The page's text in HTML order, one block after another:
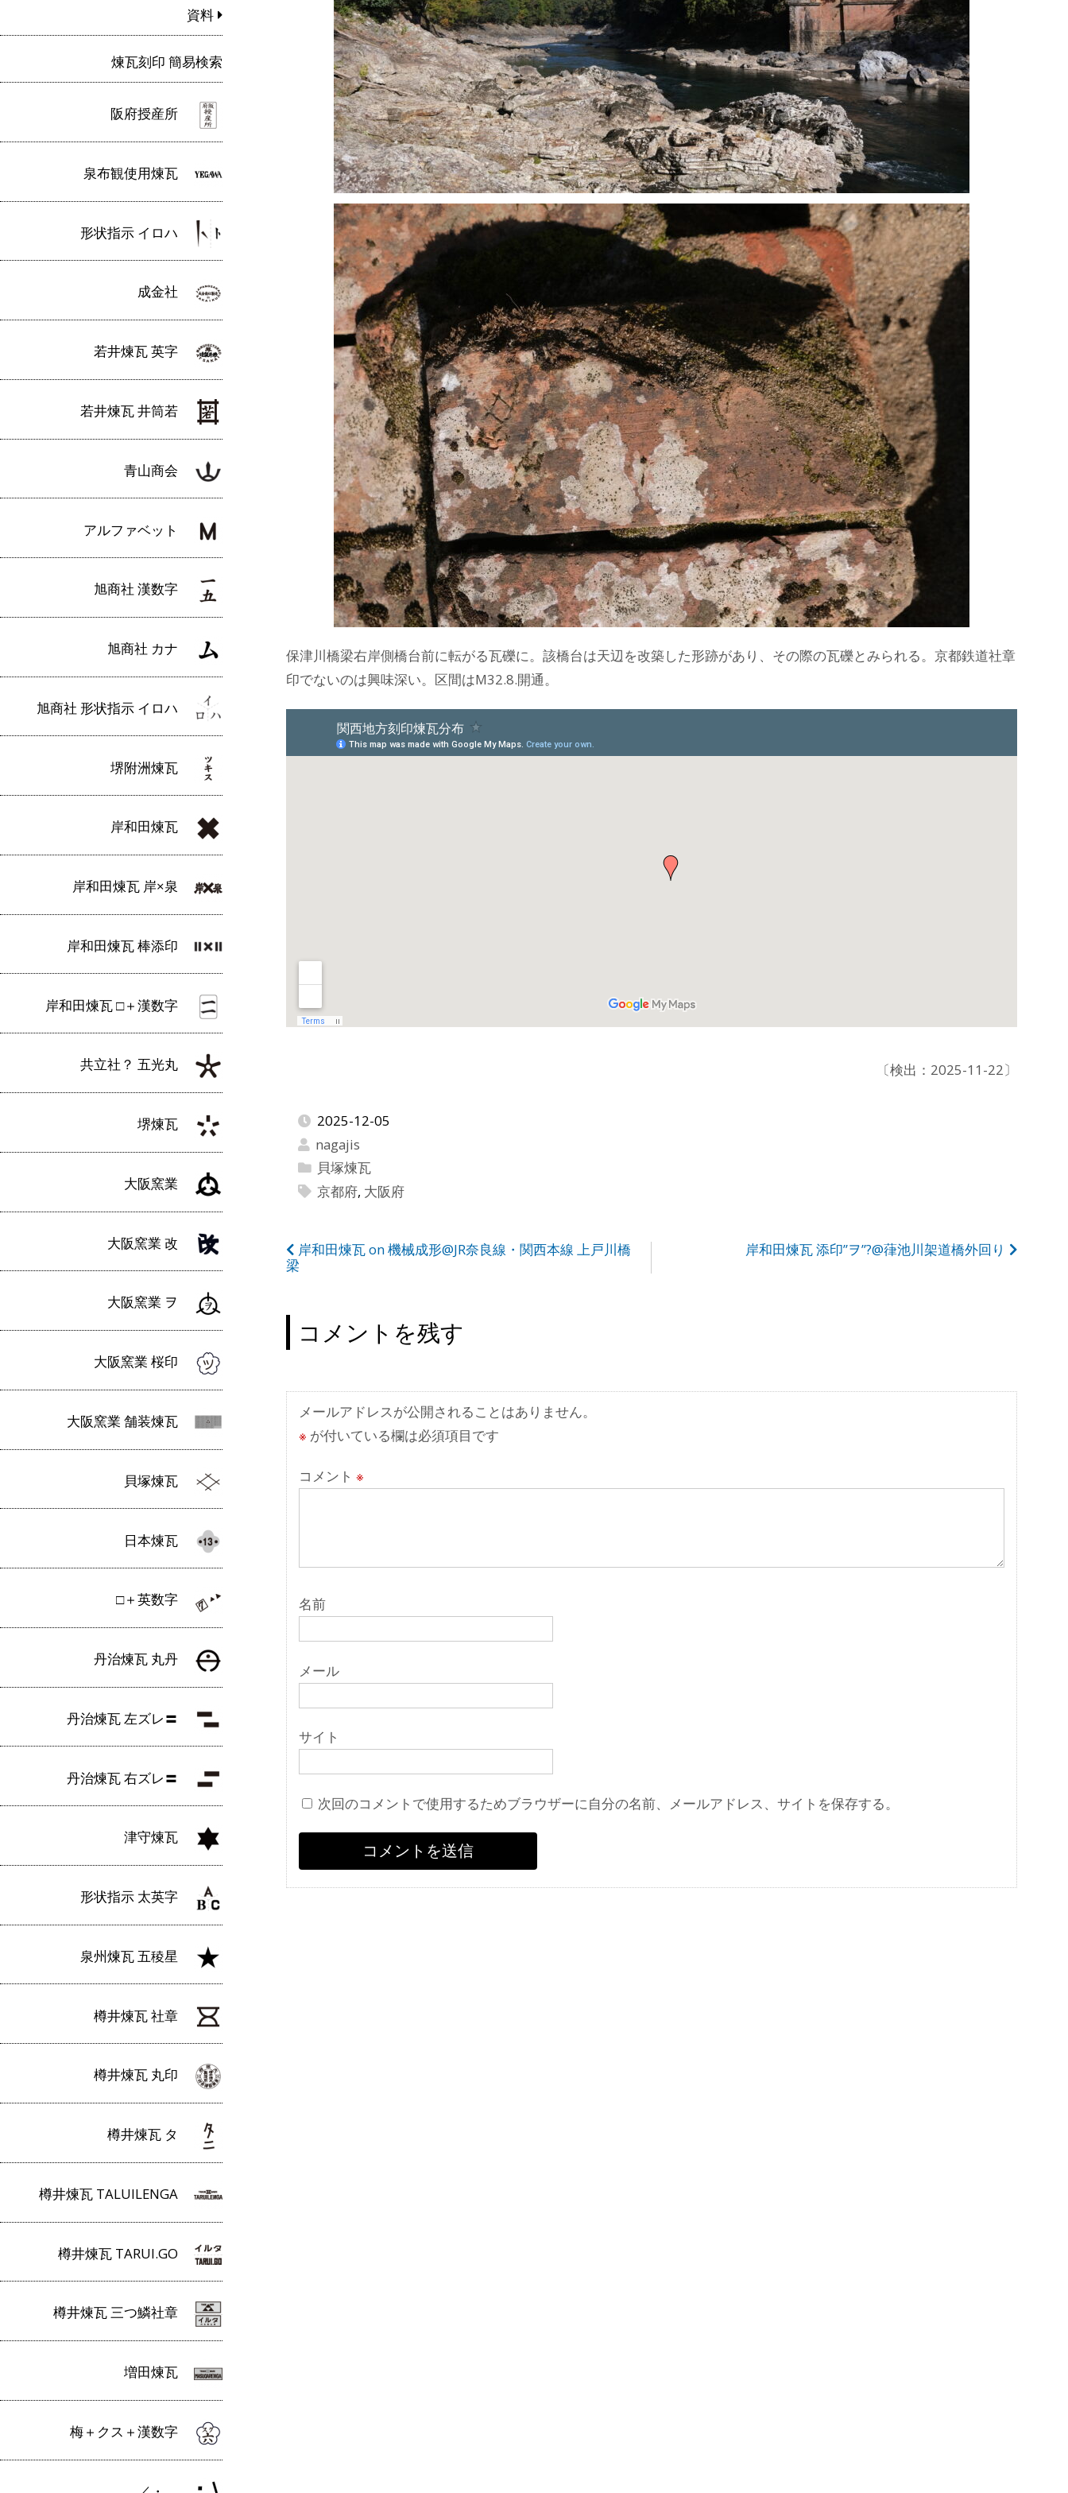
資料
煉瓦刻印 簡易検索
阪府授産所
泉布観使用煉瓦
形状指示 イロハ
成金社
若井煉瓦 英字
若井煉瓦 井筒若
青山商会
アルファベット
旭商社 漢数字
旭商社 カナ
旭商社 形状指示 イロハ
堺附洲煉瓦
岸和田煉瓦
岸和田煉瓦 岸×泉
岸和田煉瓦 棒添印
岸和田煉瓦 □＋漢数字
共立社？ 五光丸
堺煉瓦
大阪窯業
大阪窯業 改
大阪窯業 ヲ
大阪窯業 桜印
大阪窯業 舗装煉瓦
貝塚煉瓦
日本煉瓦
□＋英数字
丹治煉瓦 丸丹
丹治煉瓦 左ズレ〓
丹治煉瓦 右ズレ〓
津守煉瓦
形状指示 太英字
泉州煉瓦 五稜星
樽井煉瓦 社章
樽井煉瓦 丸印
樽井煉瓦 タ
樽井煉瓦 TALUILENGA
樽井煉瓦 TARUI.GO
樽井煉瓦 三つ鱗社章
増田煉瓦
梅＋クス＋漢数字
保津川橋梁右岸側橋台前に転がる瓦礫に。該橋台は天辺を改築した形跡があり、その際の瓦礫とみられる。京都鉄道社章
印でないのは興味深い。区間はM32.8.開通。
〔検出：2025-11-22〕
2025-12-05
nagajis
貝塚煉瓦
京都府, 大阪府
投
ナ
ビ
ー
シ
ョ
ン
岸和田煉瓦 添印”ヲ”?@葎池川架道橋外回り
岸和田煉瓦 on 機械成形@JR奈良線・関西本線 上戸川橋
梁
コメントを残す
メールアドレスが公開されることはありません。
※ が付いている欄は必須項目です
コメント ※
名前
メール
サイト
次回のコメントで使用するためブラウザーに自分の名前、メールアドレス、サイトを保存する。